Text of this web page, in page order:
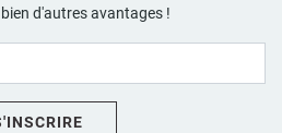
d'autres avantages !